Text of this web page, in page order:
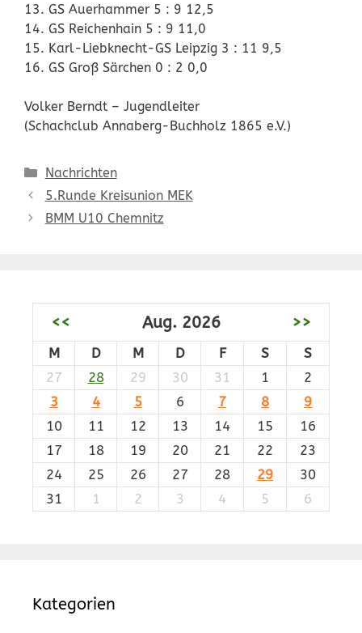
13. GS Auerhammer 5 : 9 12,5
14. GS Reichenhain 5 : 9 11,0
15. Karl-Liebknecht-GS Leipzig 3 : 11 9,5
16. GS Groß Särchen 0 : 2 0,0
Volker Berndt – Jugendleiter
(Schachclub Annaberg-Buchholz 1865 e.V.)
Kategorien
Nachrichten
5.Runde Kreisunion MEK
BMM U10 Chemnitz
<< Aug. 2026 >>
M D M D F S
S
27
28 29 30 31 1
2
3
4 5 6 7 8
9
10
11 12 13 14 15
16
17
18 19 20 21 22
23
24
25 26 27 28 29
30
31
1 2 3 4 5 6
Kategorien